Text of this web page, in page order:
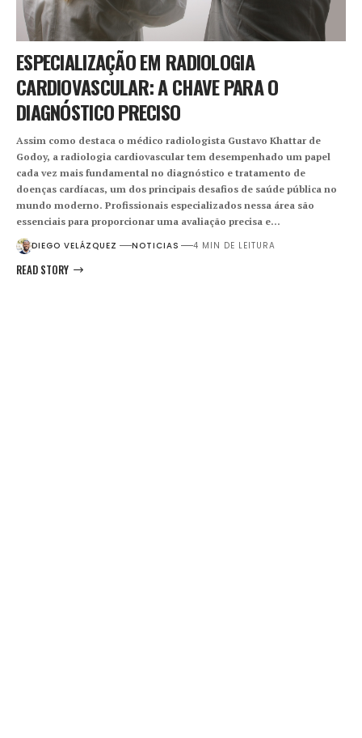
ESPECIALIZAÇÃO EM RADIOLOGIA
CARDIOVASCULAR: A CHAVE PARA O
DIAGNÓSTICO PRECISO
Assim como destaca o médico radiologista Gustavo Khattar de
Godoy, a radiologia cardiovascular tem desempenhado um papel
cada vez mais fundamental no diagnóstico e tratamento de
doenças cardíacas, um dos principais desafios de saúde pública no
mundo moderno. Profissionais especializados nessa área são
essenciais para proporcionar uma avaliação precisa e…
DIEGO VELÁZQUEZ NOTICIAS 4 MIN DE LEITURA
READ STORY